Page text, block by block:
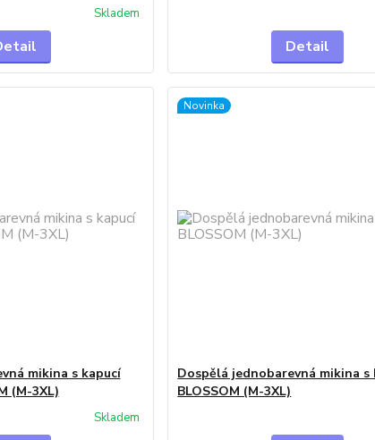
Skladem
Detail
mikina s kapucí
(M-3XL)
Skladem
Novinka
Dospělá jednobarevná mikina s
BLOSSOM (M-3XL)